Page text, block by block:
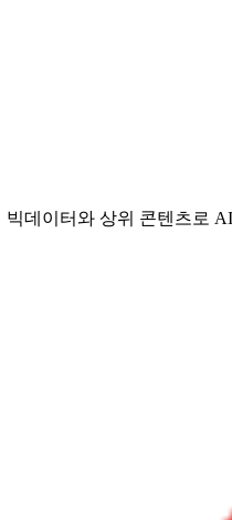
데이터와 상위 콘텐츠로